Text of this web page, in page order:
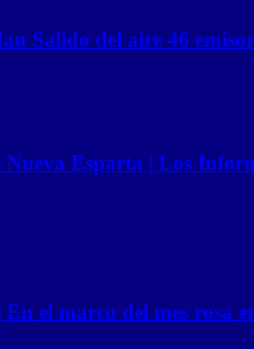
Salido del aire 46
Nueva Esparta | Los
el marco del mes